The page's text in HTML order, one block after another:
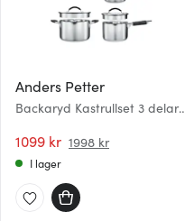
Anders Petter
Backaryd Kastrullset 3 delar
1099 kr 1998 kr
I lager